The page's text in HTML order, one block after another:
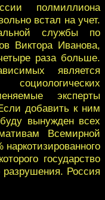
полмиллиона
встал на учет.
службы по
Виктора Иванова,
раза больше.
является
эксперты
добавить к ним
вынужден всех
Всемирной
государство
разрушения. Россия